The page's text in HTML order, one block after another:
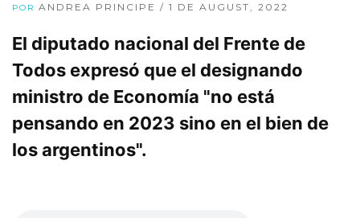
POR ANDREA PRINCIPE / 1 DE AUGUST, 2022
El diputado nacional del Frente de
Todos expresó que el designando
ministro de Economía "no está
pensando en 2023 sino en el bien de
los argentinos".